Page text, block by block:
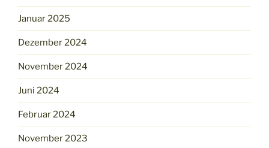
Januar 2025
Dezember 2024
November 2024
Juni 2024
Februar 2024
November 2023